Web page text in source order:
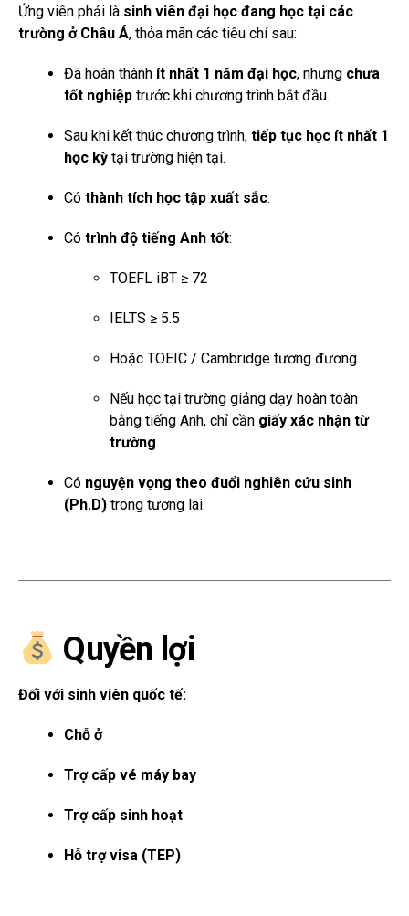
Ứng viên phải là sinh viên đại học đang học tại các
trường ở Châu Á, thỏa mãn các tiêu chí sau:
Đã hoàn thành ít nhất 1 năm đại học, nhưng chưa
tốt nghiệp trước khi chương trình bắt đầu.
Sau khi kết thúc chương trình, tiếp tục học ít nhất 1
học kỳ tại trường hiện tại.
Có thành tích học tập xuất sắc.
Có trình độ tiếng Anh tốt:
TOEFL iBT ≥ 72
IELTS ≥ 5.5
Hoặc TOEIC / Cambridge tương đương
Nếu học tại trường giảng dạy hoàn toàn
bằng tiếng Anh, chỉ cần giấy xác nhận từ
trường.
Có nguyện vọng theo đuổi nghiên cứu sinh
(Ph.D) trong tương lai.
Quyền lợi
Đối với sinh viên quốc tế:
Chỗ ở
Trợ cấp vé máy bay
Trợ cấp sinh hoạt
Hỗ trợ visa (TEP)